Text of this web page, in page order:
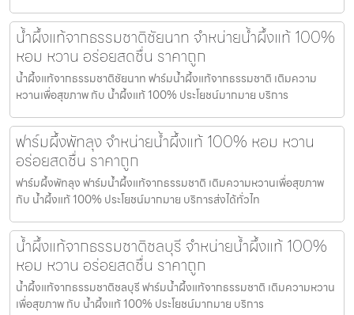
น้ำผึ้งแท้จากธรรมชาติชัยนาท จำหน่ายน้ำผึ้งแท้ 100%
หอม หวาน อร่อยสดชื่น ราคาถูก
น้ำผึ้งแท้จากธรรมชาติชัยนาท ฟาร์มน้ำผึ้งแท้จากธรรมชาติ เติมความ
หวานเพื่อสุขภาพ กับ น้ำผึ้งแท้ 100% ประโยชน์มากมาย บริการ
ฟาร์มผึ้งพัทลุง จำหน่ายน้ำผึ้งแท้ 100% หอม หวาน
อร่อยสดชื่น ราคาถูก
ฟาร์มผึ้งพัทลุง ฟาร์มน้ำผึ้งแท้จากธรรมชาติ เติมความหวานเพื่อสุขภาพ
กับ น้ำผึ้งแท้ 100% ประโยชน์มากมาย บริการส่งได้ทั่วไท
น้ำผึ้งแท้จากธรรมชาติชลบุรี จำหน่ายน้ำผึ้งแท้ 100%
หอม หวาน อร่อยสดชื่น ราคาถูก
น้ำผึ้งแท้จากธรรมชาติชลบุรี ฟาร์มน้ำผึ้งแท้จากธรรมชาติ เติมความหวาน
เพื่อสุขภาพ กับ น้ำผึ้งแท้ 100% ประโยชน์มากมาย บริการ